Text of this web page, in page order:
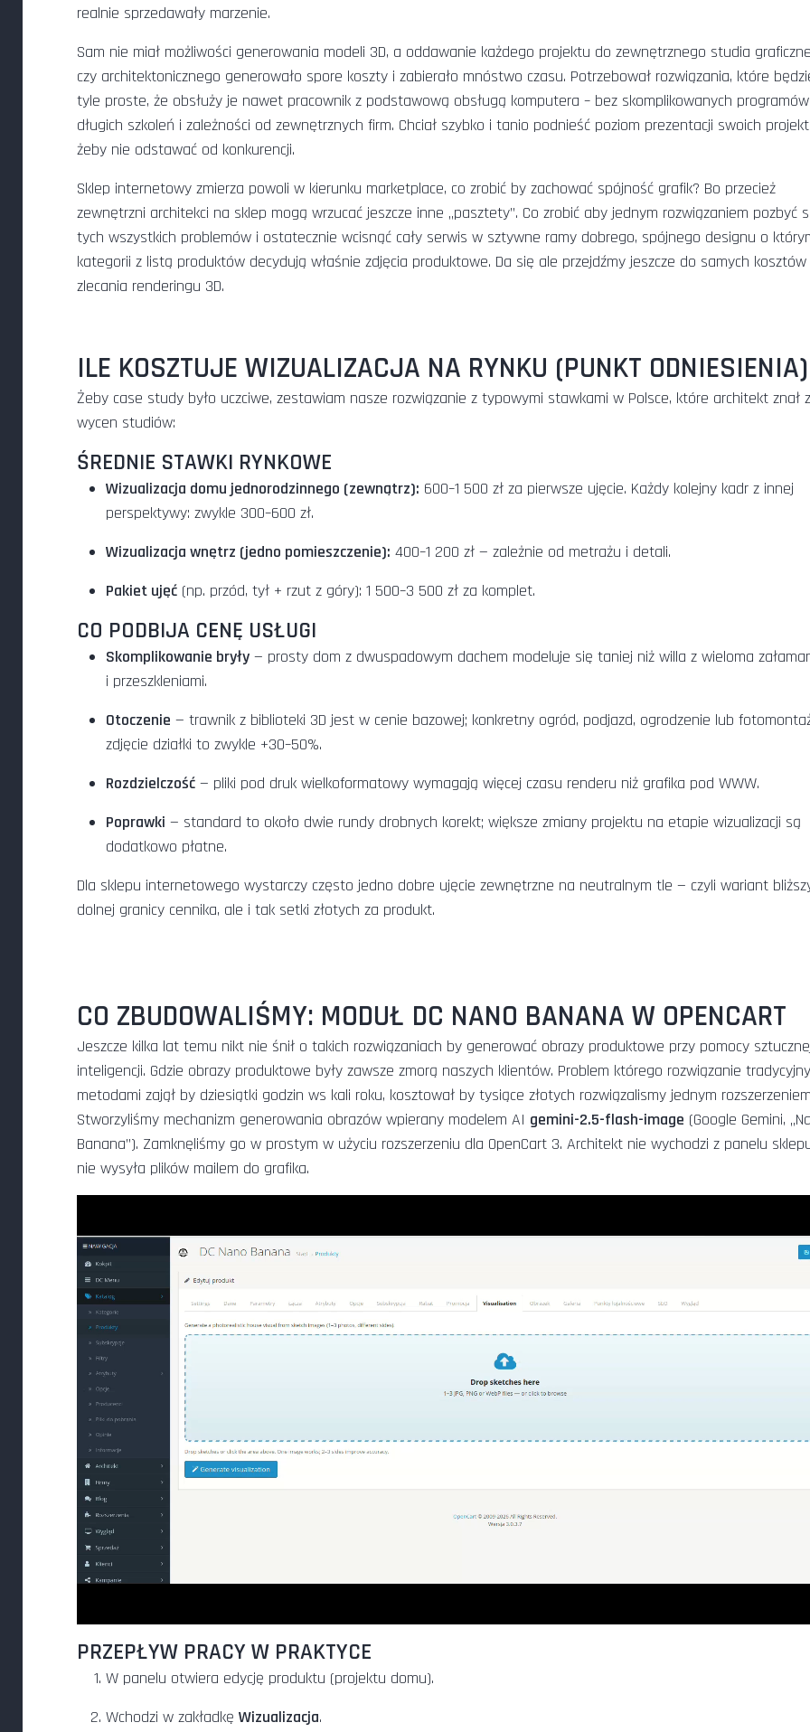
realnie sprzedawały marzenie.
Sam nie miał możliwości generowania modeli 3D, a oddawanie każdego projektu do zewnętrznego studia
czy architektonicznego generowało spore koszty i zabierało mnóstwo czasu. Potrzebował rozwiązania, które
tyle proste, że obsłuży je nawet pracownik z podstawową obsługą komputera – bez skomplikowanych
długich szkoleń i zależności od zewnętrznych firm. Chciał szybko i tanio podnieść poziom prezentacji swoich
żeby nie odstawać od konkurencji.
Sklep internetowy zmierza powoli w kierunku marketplace, co zrobić by zachować spójność grafik? Bo przecież
zewnętrzni architekci na sklep mogą wrzucać jeszcze inne „pasztety”. Co zrobić aby jednym rozwiązaniem pozbyć
tych wszystkich problemów i ostatecznie wcisnąć cały serwis w sztywne ramy dobrego, spójnego designu o
kategorii z listą produktów decydują właśnie zdjęcia produktowe. Da się ale przejdźmy jeszcze do samych kosztów
zlecania renderingu 3D.
ILE KOSZTUJE WIZUALIZACJA NA RYNKU (PUNKT ODNIESIENIA)
Żeby case study było uczciwe, zestawiam nasze rozwiązanie z typowymi stawkami w Polsce, które architekt znał
wycen studiów:
ŚREDNIE STAWKI RYNKOWE
Wizualizacja domu jednorodzinnego (zewnątrz): 600–1 500 zł za pierwsze ujęcie. Każdy kolejny kadr z innej
perspektywy: zwykle 300–600 zł.
Wizualizacja wnętrz (jedno pomieszczenie): 400–1 200 zł — zależnie od metrażu i detali.
Pakiet ujęć (np. przód, tył + rzut z góry): 1 500–3 500 zł za komplet.
CO PODBIJA CENĘ USŁUGI
Skomplikowanie bryły — prosty dom z dwuspadowym dachem modeluje się taniej niż willa z wieloma
i przeszkleniami.
Otoczenie — trawnik z biblioteki 3D jest w cenie bazowej; konkretny ogród, podjazd, ogrodzenie lub
zdjęcie działki to zwykle +30–50%.
Rozdzielczość — pliki pod druk wielkoformatowy wymagają więcej czasu renderu niż grafika pod WWW.
Poprawki — standard to około dwie rundy drobnych korekt; większe zmiany projektu na etapie wizualizacji są
dodatkowo płatne.
Dla sklepu internetowego wystarczy często jedno dobre ujęcie zewnętrzne na neutralnym tle — czyli wariant
dolnej granicy cennika, ale i tak setki złotych za produkt.
CO ZBUDOWALIŚMY: MODUŁ DC NANO BANANA W OPENCART
Jeszcze kilka lat temu nikt nie śnił o takich rozwiązaniach by generować obrazy produktowe przy pomocy
inteligencji. Gdzie obrazy produktowe były zawsze zmorą naszych klientów. Problem którego rozwiązanie
metodami zajął by dziesiątki godzin ws kali roku, kosztował by tysiące złotych rozwiązalismy jednym
Stworzyliśmy mechanizm generowania obrazów wpierany modelem AI gemini-2.5-flash-image (Google Gemini,
Banana”). Zamknęliśmy go w prostym w użyciu rozszerzeniu dla OpenCart 3. Architekt nie wychodzi z panelu
nie wysyła plików mailem do grafika.
PRZEPŁYW PRACY W PRAKTYCE
W panelu otwiera edycję produktu (projektu domu).
Wchodzi w zakładkęWizualizacja.